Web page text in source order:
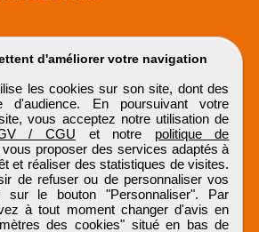
d'améliorer votre navigation
les cookies sur son site, dont des
d'audience. En poursuivant votre
vous acceptez notre utilisation de
/ CGU et notre politique de
proposer des services adaptés à
et réaliser des statistiques de visites.
de refuser ou de personnaliser vos
sur le bouton "Personnaliser". Par
à tout moment changer d'avis en
des cookies" situé en bas de